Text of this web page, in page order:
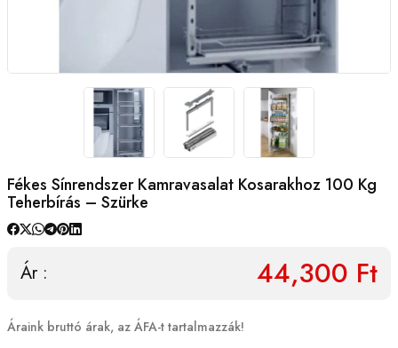
Fékes Sínrendszer Kamravasalat Kosarakhoz 100 Kg
Teherbírás – Szürke
Ár : 44,300 Ft
Áraink bruttó árak, az ÁFA-t tartalmazzák!